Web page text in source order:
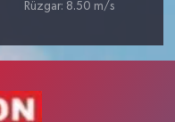
Rüzgar: 8.50 m/s